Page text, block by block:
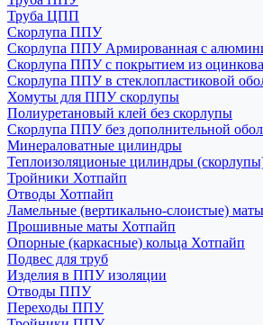
Труба ЦПП
Скорлупа ППУ
Скорлупа ППУ Армированная с
Скорлупа ППУ с покрытием из
Скорлупа ППУ в стеклопластиковой
Хомуты для ППУ скорлупы
Полиуретановый клей без скорлупы
Скорлупа ППУ без дополнительной
Минераловатные цилиндры
Теплоизоляционые цилиндры
Тройники Хотпайп
Отводы Хотпайп
Ламельные (вертикально-слоистые)
Прошивные маты Хотпайп
Опорные (каркасные) кольца Хотпайп
Подвес для труб
Изделия в ППУ изоляции
Отводы ППУ
Переходы ППУ